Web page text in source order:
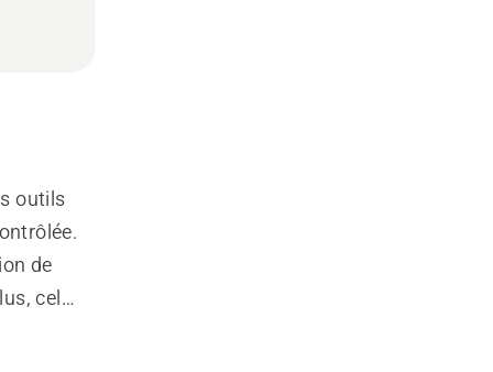
outils
de
cela